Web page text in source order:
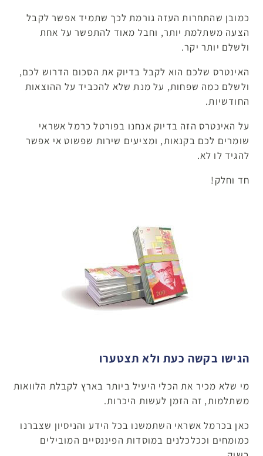
כמובן שהתחרות העזה גורמת לכך שתמיד אפשר לקבל
הצעה משתלמת יותר, וחבל מאוד להתפשר על אחת
ולשלם יותר יקר.
האינטרס שלכם הוא לקבל בדיוק את הסכום הדרוש לכם,
ולשלם כמה שפחות, על מנת שלא להכביד על ההוצאות
החודשיות.
על האינטרס הזה בדיוק אנחנו בפורטל כרמל אשראי
שומרים לכם בקנאות, ומציעים שירות שפשוט אי אפשר
להגיד לו לא.
חד וחלק!
הגישו בקשה כעת ולא תצטערו
מי שלא מכיר את הכלי היעיל ביותר בארץ לקבלת הלוואות
משתלמות, זה הזמן לעשות היכרות.
כאן בכרמל אשראי השתמשנו בכל הידע והניסיון שצברנו
כמומחים וככלכלנים במוסדות הפיננסיים המובילים